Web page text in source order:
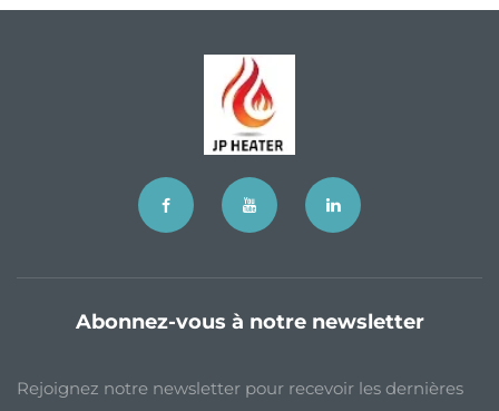
Abonnez-vous à notre newsletter
Rejoignez notre newsletter pour recevoir les dernières